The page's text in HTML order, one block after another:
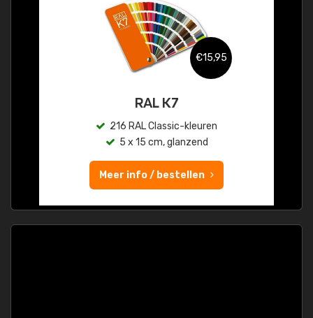
€15,95
RAL K7
216 RAL Classic-kleuren
5 x 15 cm, glanzend
Meer info / bestellen